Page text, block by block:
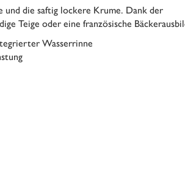
und die saftig lockere Krume. Dank der
Teige oder eine französische
Wasserrinne